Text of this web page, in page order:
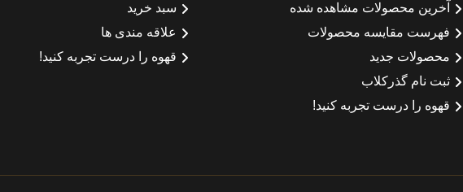
آخرین محصولات مشاهده شده
فهرست مقایسه محصولات
محصولات جدید
ثبت نام گذرکلاب
قهوه را درست تجربه کنید!
سبد خرید
علاقه مندی ها
قهوه را درست تجربه کنید!